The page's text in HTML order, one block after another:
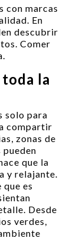
con marcas
En
descubrir
Comer
toda la
solo para
compartir
zonas de
pueden
que la
y relajante.
es
Desde
verdes,